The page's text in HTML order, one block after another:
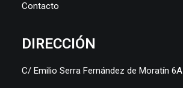
Contacto
DIRECCIÓN
C/ Emilio Serra Fernández de Moratín 6A